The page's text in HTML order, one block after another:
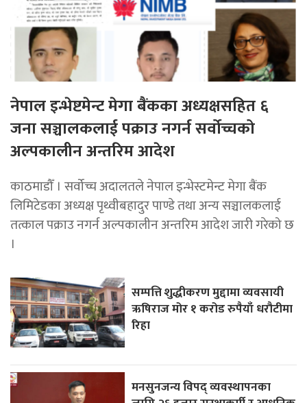
नेपाल इन्भेष्टमेन्ट मेगा बैंकका अध्यक्षसहित ६
जना सञ्चालकलाई पक्राउ नगर्न सर्वोच्चको
अल्पकालीन अन्तरिम आदेश
काठमाडौँ । सर्वोच्च अदालतले नेपाल इन्भेस्टमेन्ट मेगा बैंक
लिमिटेडका अध्यक्ष पृथ्वीबहादुर पाण्डे तथा अन्य सञ्चालकलाई
तत्काल पक्राउ नगर्न अल्पकालीन अन्तरिम आदेश जारी गरेको छ
।
सम्पत्ति शुद्धीकरण मुद्दामा व्यवसायी
ऋषिराज मोर १ करोड रुपैयाँ धरौटीमा
रिहा
मनसुनजन्य विपद् व्यवस्थापनका